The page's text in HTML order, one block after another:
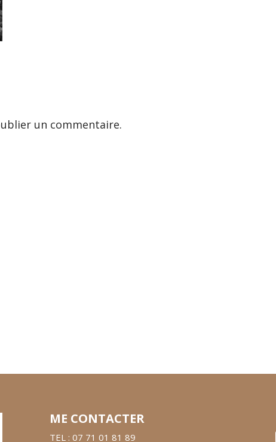
un commentaire.
ME CONTACTER
TEL : 07 71 01 81 89